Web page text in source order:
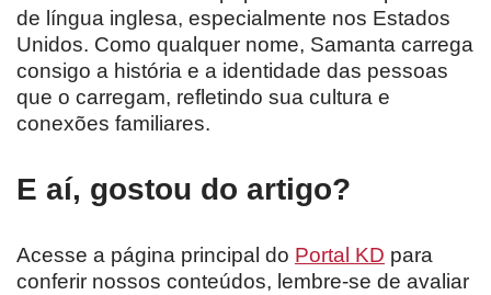
de língua inglesa, especialmente nos Estados
Unidos. Como qualquer nome, Samanta carrega
consigo a história e a identidade das pessoas
que o carregam, refletindo sua cultura e
conexões familiares.
E aí, gostou do artigo?
Acesse a página principal do Portal KD para
conferir nossos conteúdos, lembre-se de avaliar